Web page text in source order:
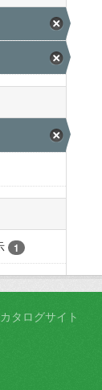
1
タログサイト